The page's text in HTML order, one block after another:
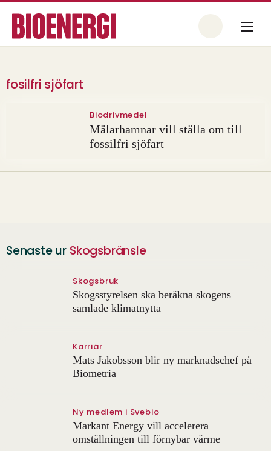
fosilfri sjöfart
Biodrivmedel
Mälarhamnar vill ställa om till
fossilfri sjöfart
Senaste ur Skogsbränsle
Skogsbruk
Skogsstyrelsen ska beräkna skogens
samlade klimatnytta
Karriär
Mats Jakobsson blir ny marknadschef på
Biometria
Ny medlem i Svebio
Markant Energy vill accelerera
omställningen till förnybar värme